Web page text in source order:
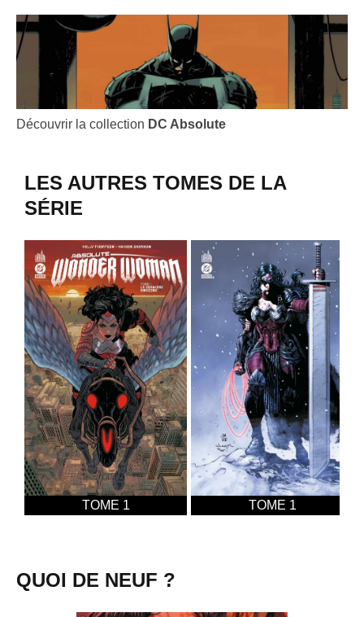
Découvrir la collection DC Absolute
LES AUTRES TOMES DE LA
SÉRIE
TOME 1 TOME 1
QUOI DE NEUF ?